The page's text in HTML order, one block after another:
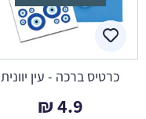
כרטיס ברכה - עין יוונית
4.9
₪